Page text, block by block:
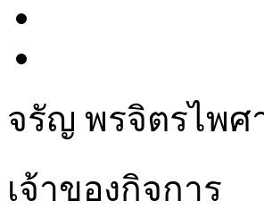
จรัญ พรจิตรไพศ
เจ้าของกิจการ